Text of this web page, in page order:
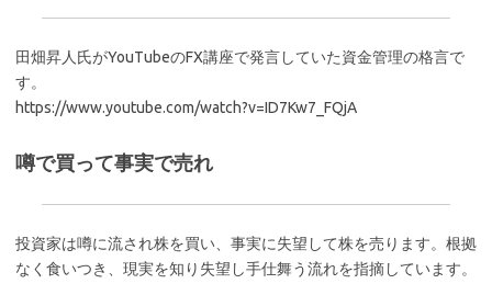
田畑昇人氏がYouTubeのFX講座で発言していた資金管理の格言で
す。
https://www.youtube.com/watch?v=ID7Kw7_FQjA
噂で買って事実で売れ
投資家は噂に流され株を買い、事実に失望して株を売ります。根拠
なく食いつき、現実を知り失望し手仕舞う流れを指摘しています。